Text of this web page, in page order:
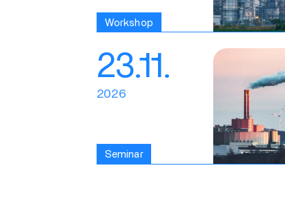
Workshop
23.11.
2026
Seminar